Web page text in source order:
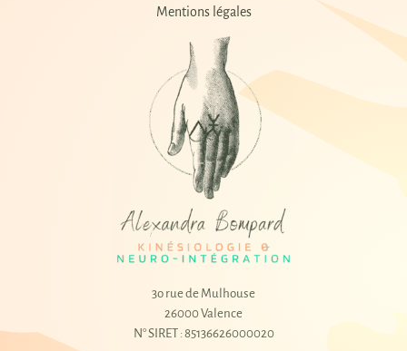
Mentions légales
3o rue de Mulhouse
26000 Valence
N° SIRET : 85136626000020